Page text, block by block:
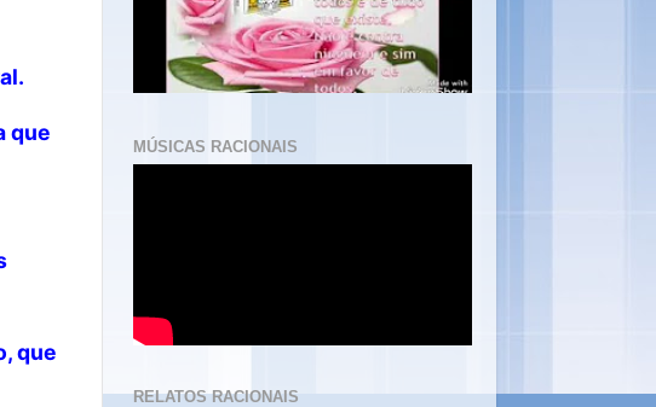
que
que
MÚSICAS RACIONAIS
RELATOS RACIONAIS